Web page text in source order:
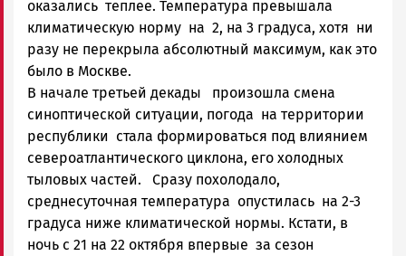
оказались теплее. Температура превышала
климатическую норму на 2, на 3 градуса, хотя ни
разу не перекрыла абсолютный максимум, как это
было в Москве.
В начале третьей декады произошла смена
синоптической ситуации, погода на территории
республики стала формироваться под влиянием
североатлантического циклона, его холодных
тыловых частей. Сразу похолодало,
среднесуточная температура опустилась на 2-3
градуса ниже климатической нормы. Кстати, в
ночь с 21 на 22 октября впервые за сезон